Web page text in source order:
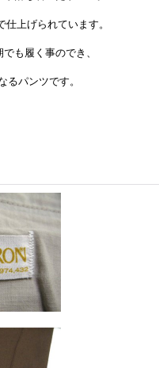
上げられています。
も履く事のでき、
るパンツです。